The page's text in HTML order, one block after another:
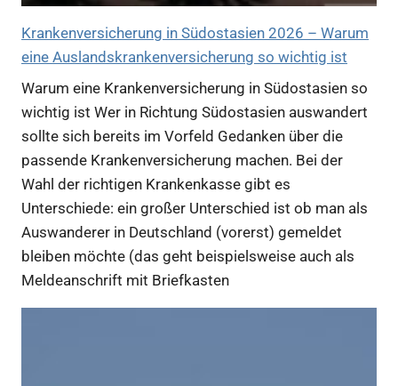
Krankenversicherung in Südostasien 2026 – Warum
eine Auslandskrankenversicherung so wichtig ist
Warum eine Krankenversicherung in Südostasien so
wichtig ist Wer in Richtung Südostasien auswandert
sollte sich bereits im Vorfeld Gedanken über die
passende Krankenversicherung machen. Bei der
Wahl der richtigen Krankenkasse gibt es
Unterschiede: ein großer Unterschied ist ob man als
Auswanderer in Deutschland (vorerst) gemeldet
bleiben möchte (das geht beispielsweise auch als
Meldeanschrift mit Briefkasten